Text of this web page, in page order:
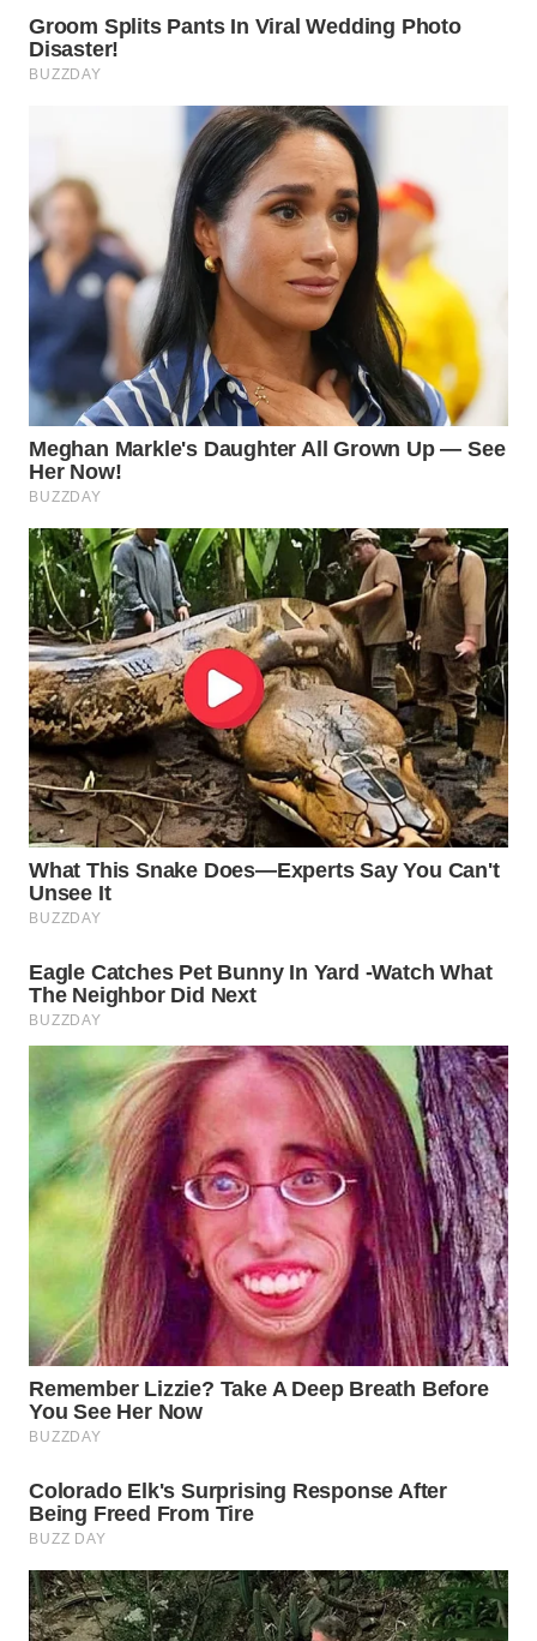
WN
SUMEDANG
WN
KEPULAUAN
SERIBU
TANGERANG
WN
BINJAI
CIREBON
WN
INDRAMAYU
WN
KUNINGAN
WN
MAJALENGKA
WN
SUBANG
WN
SUKABUMI
WN
PURWAKARTA
WN
PRIANGAN
TIMUR
WN
SEMARANG
WN
SOLO
WN
WN
MADURA
WN
SURABAYA